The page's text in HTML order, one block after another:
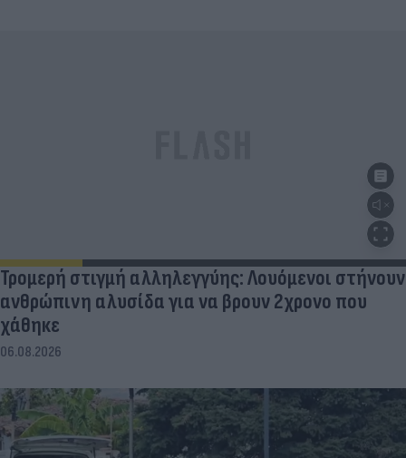
Τρομερή στιγμή αλληλεγγύης: Λουόμενοι στήνουν
ανθρώπινη αλυσίδα για να βρουν 2χρονο που
χάθηκε
06.08.2026